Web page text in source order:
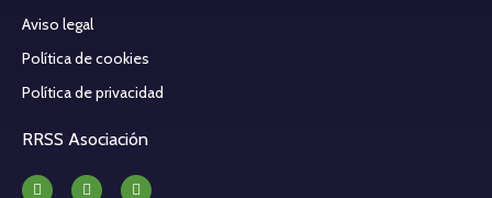
Aviso legal
Política de cookies
Política de privacidad
RRSS Asociación